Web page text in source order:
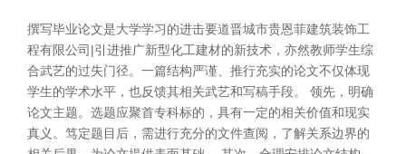
撰写毕业论文是大学学习的进击要道晋城市贵恩菲建筑装饰工
程有限公司|引进推广新型化工建材的新技术，亦然教师学生综
合武艺的过失门径。一篇结构严谨、推行充实的论文不仅体现
学生的学术水平，也反馈其相关武艺和写稿手段。 领先，明确
论文主题。选题应聚首专科标的，具有一定的相关价值和现实
真义。笃定题目后，需进行充分的文件查阅，了解关系边界的